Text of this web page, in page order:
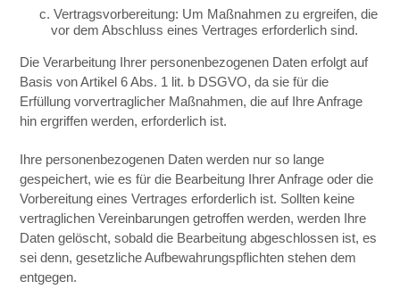
c. Vertragsvorbereitung: Um Maßnahmen zu ergreifen, die
vor dem Abschluss eines Vertrages erforderlich sind.
Die Verarbeitung Ihrer personenbezogenen Daten erfolgt auf
Basis von Artikel 6 Abs. 1 lit. b DSGVO, da sie für die
Erfüllung vorvertraglicher Maßnahmen, die auf Ihre Anfrage
hin ergriffen werden, erforderlich ist.
Ihre personenbezogenen Daten werden nur so lange
gespeichert, wie es für die Bearbeitung Ihrer Anfrage oder die
Vorbereitung eines Vertrages erforderlich ist. Sollten keine
vertraglichen Vereinbarungen getroffen werden, werden Ihre
Daten gelöscht, sobald die Bearbeitung abgeschlossen ist, es
sei denn, gesetzliche Aufbewahrungspflichten stehen dem
entgegen.